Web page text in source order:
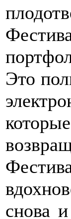
Это
снова